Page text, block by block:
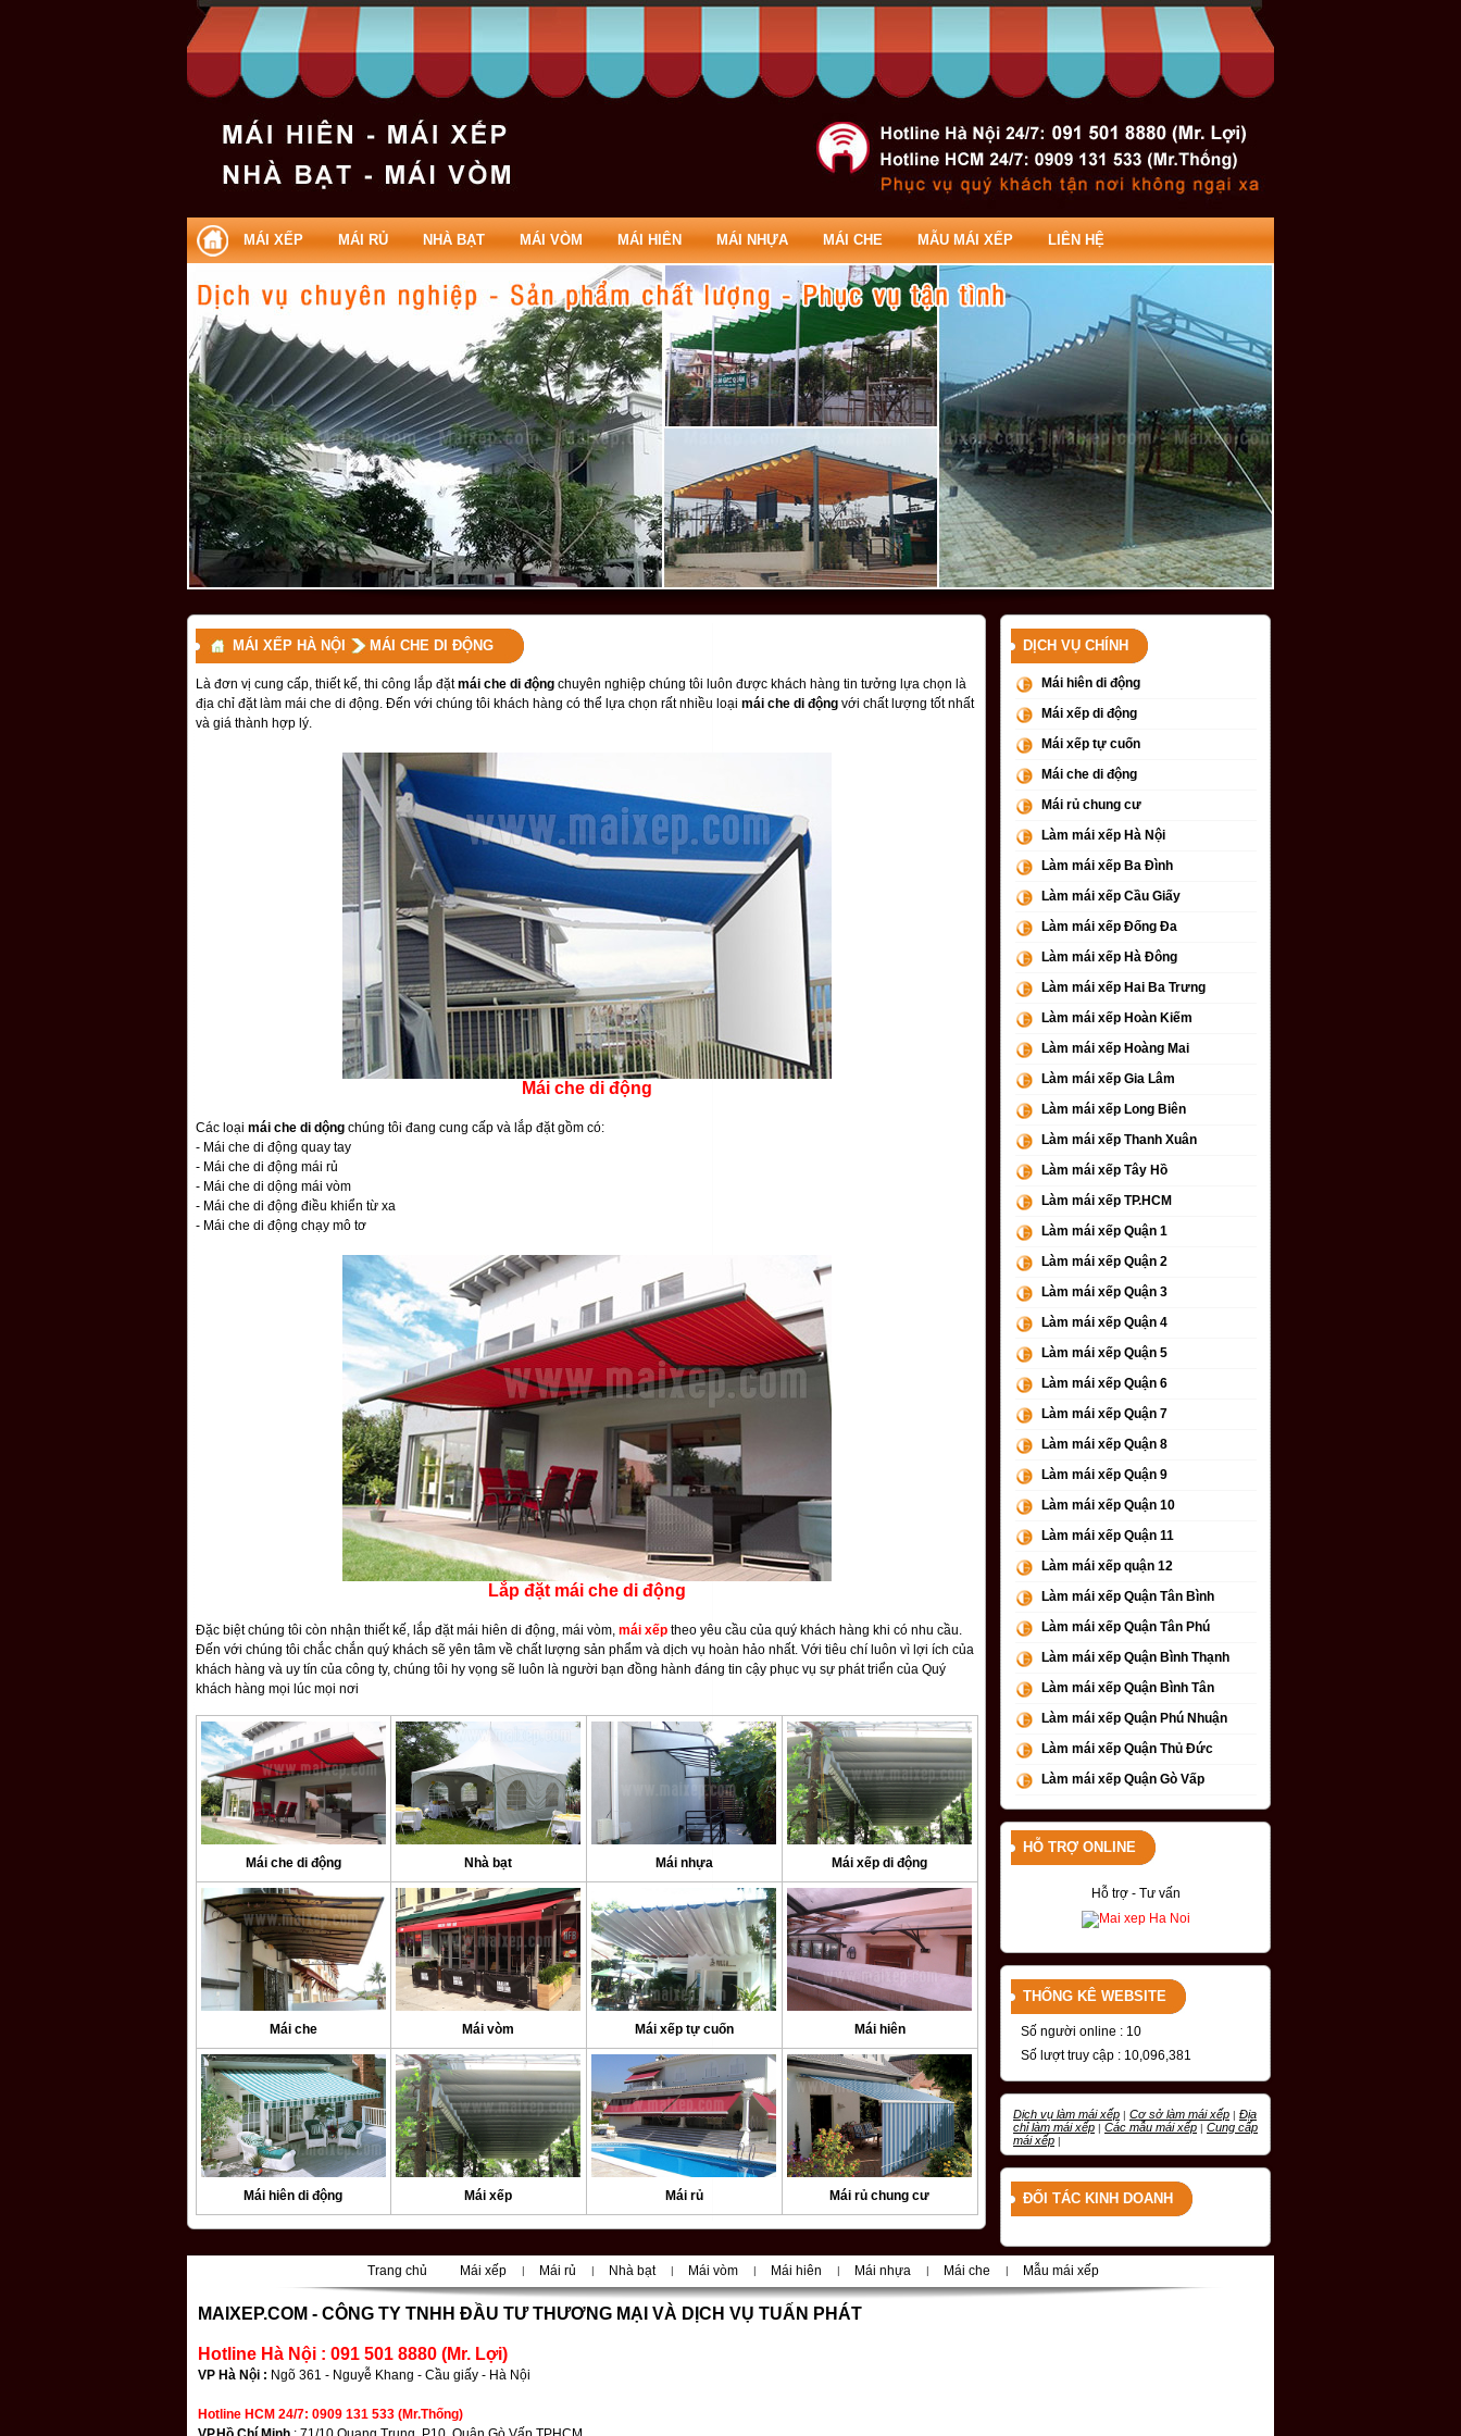
Mái che di động | Mai che di dong
MÁI XẾP MÁI RỦ NHÀ BẠT MÁI VÒM MÁI HIÊN MÁI NHỰA MÁI CHE MẪU MÁI XẾP LIÊN HỆ
MÁI XẾP HÀ NỘI MÁI CHE DI ĐỘNG
Là đơn vị cung cấp, thiết kế, thi công lắp đặtmái che di độngchuyên nghiệp chúng tôi luôn được khách hàng tin tưởng lựa chọn là
địa chỉ đặt làm mái che di động. Đến với chúng tôi khách hàng có thể lựa chọn rất nhiều loại mái che di độngvới chất lượng tốt nhất
và giá thành hợp lý.
Mái che di động
Các loại mái che di dộngchúng tôi đang cung cấp và lắp đặt gồm có:
- Mái che di động quay tay
- Mái che di động mái rủ
- Mái che di dộng mái vòm
- Mái che di động điều khiển từ xa
- Mái che di động chạy mô tơ
Lắp đặt mái che di động
Đặc biệt chúng tôi còn nhận thiết kế, lắp đặt mái hiên di động, mái vòm, mái xếptheo yêu cầu của quý khách hàng khi có nhu cầu.
Đến với chúng tôi chắc chắn quý khách sẽ yên tâm về chất lượng sản phẩm và dịch vụ hoàn hảo nhất. Với tiêu chí luôn vì lợi ích của
khách hàng và uy tín của công ty, chúng tôi hy vọng sẽ luôn là người bạn đồng hành đáng tin cậy phục vụ sự phát triển của Quý
khách hàng mọi lúc mọi nơi
Mái che di động Nhà bạt Mái nhựa Mái xếp di động
Mái che Mái vòm Mái xếp tự cuốn Mái hiên
Mái hiên di động Mái xếp Mái rủ Mái rủ chung cư
DỊCH VỤ CHÍNH
Mái hiên di động
Mái xếp di động
Mái xếp tự cuốn
Mái che di động
Mái rủ chung cư
Làm mái xếp Hà Nội
Làm mái xếp Ba Đình
Làm mái xếp Cầu Giấy
Làm mái xếp Đống Đa
Làm mái xếp Hà Đông
Làm mái xếp Hai Ba Trưng
Làm mái xếp Hoàn Kiếm
Làm mái xếp Hoàng Mai
Làm mái xếp Gia Lâm
Làm mái xếp Long Biên
Làm mái xếp Thanh Xuân
Làm mái xếp Tây Hồ
Làm mái xếp TP.HCM
Làm mái xếp Quận 1
Làm mái xếp Quận 2
Làm mái xếp Quận 3
Làm mái xếp Quận 4
Làm mái xếp Quận 5
Làm mái xếp Quận 6
Làm mái xếp Quận 7
Làm mái xếp Quận 8
Làm mái xếp Quận 9
Làm mái xếp Quận 10
Làm mái xếp Quận 11
Làm mái xếp quận 12
Làm mái xếp Quận Tân Bình
Làm mái xếp Quận Tân Phú
Làm mái xếp Quận Bình Thạnh
Làm mái xếp Quận Bình Tân
Làm mái xếp Quận Phú Nhuận
Làm mái xếp Quận Thủ Đức
Làm mái xếp Quận Gò Vấp
HỖ TRỢ ONLINE
Hỗ trợ - Tư vấn
THỐNG KÊ WEBSITE
Số người online : 10
Số lượt truy cập : 10,096,381
Dịch vụ làm mái xếp | Cơ sở làm mái xếp | Địa
chỉ làm mái xếp | Các mẫu mái xếp | Cung cấp
mái xếp |
ĐỐI TÁC KINH DOANH
Trang chủ Mái xếp | Mái rủ | Nhà bạt | Mái vòm | Mái hiên | Mái nhựa | Mái che | Mẫu mái xếp
MAIXEP.COM - CÔNG TY TNHH ĐẦU TƯ THƯƠNG MẠI VÀ DỊCH VỤ TUẤN PHÁT
Hotline Hà Nội : 091 501 8880 (Mr. Lợi)
VP Hà Nội : Ngõ 361 - Nguyễ Khang - Cầu giấy - Hà Nội
Hotline HCM 24/7: 0909 131 533 (Mr.Thống)